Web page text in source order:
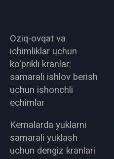
Oziq-ovqat va
ichimliklar uchun
ko'prikli kranlar:
samarali ishlov berish
uchun ishonchli
echimlar
Kemalarda yuklarni
samarali yuklash
uchun dengiz kranlari